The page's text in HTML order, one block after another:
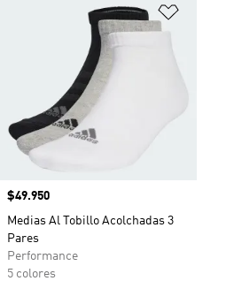
Precio
$49.950
Medias Al Tobillo Acolchadas 3
Pares
Performance
5 colores